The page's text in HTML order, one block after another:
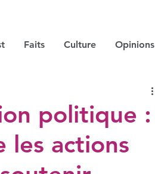
Faits Culture Opinions
politique :
les actions